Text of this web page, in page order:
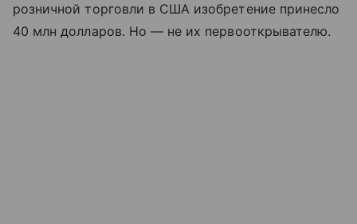
розничной торговли в США изобретение принесло
40 млн долларов. Но — не их первооткрывателю.